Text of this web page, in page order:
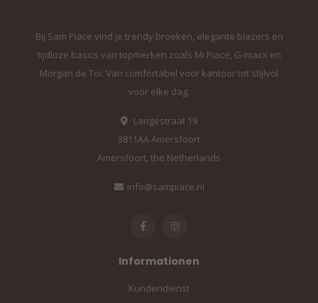
Bij Sam Piace vind je trendy broeken, elegante blazers en
tijdloze basics van topmerken zoals Mi Piace, G-maxx en
Morgan de Toi. Van comfortabel voor kantoor tot stijlvol
voor elke dag.
Langestraat 19
3811AA Amersfoort
Amersfoort, the Netherlands
info@sampiace.nl
Informationen
Kundendienst